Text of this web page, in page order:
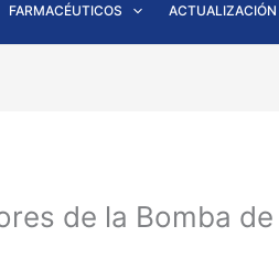
FARMACÉUTICOS ACTUALIZACIÓN
de la Bomba